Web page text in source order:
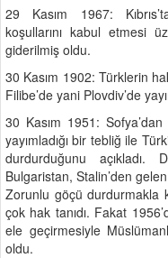
29 Kasım 1967:
koşullarını kabul etmesi
giderilmiş oldu.
30 Kasım 1902: Türklerin
Filibe’de yani Plovdiv’de
30 Kasım 1951:
yayımladığı bir tebliğ ile
durdurduğunu açıkladı.
Bulgaristan, Stalin’den
Zorunlu göçü durdurmakla
çok hak tanıdı. Fakat
ele geçirmesiyle
oldu.